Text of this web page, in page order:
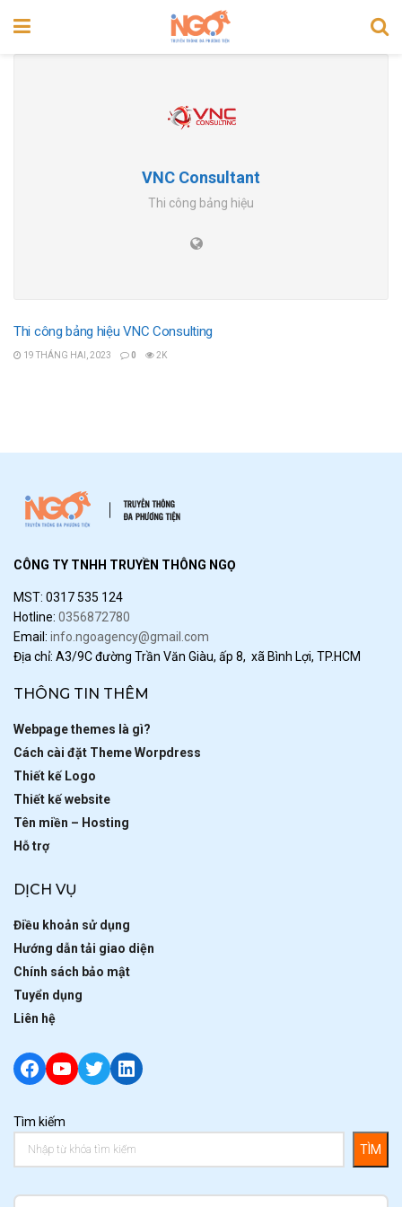
VNC Consultant
Thi công bảng hiệu
Thi công bảng hiệu VNC Consulting
19 THÁNG HAI, 2023 0 2K
CÔNG TY TNHH TRUYỀN THÔNG NGỌ
MST: 0317 535 124
Hotline: 0356872780
Email: info.ngoagency@gmail.com
Địa chỉ: A3/9C đường Trần Văn Giàu, ấp 8, xã Bình Lợi, TP.HCM
THÔNG TIN THÊM
Webpage themes là gì?
Cách cài đặt Theme Worpdress
Thiết kế Logo
Thiết kế website
Tên miền – Hosting
Hỗ trợ
DỊCH VỤ
Điều khoản sử dụng
Hướng dẫn tải giao diện
Chính sách bảo mật
Tuyển dụng
Liên hệ
Facebook
YouTube
TwitterLinkedIn
Tìm kiếm
TÌM